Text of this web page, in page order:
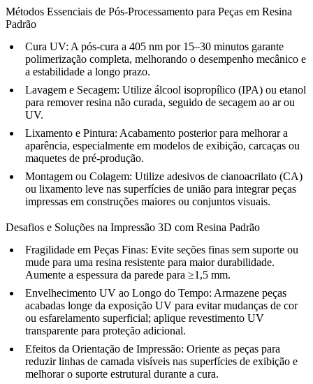
Métodos Essenciais de Pós-Processamento para Peças em Resina
Padrão
Cura UV: A pós-cura a 405 nm por 15–30 minutos garante
polimerização completa, melhorando o desempenho mecânico e
a estabilidade a longo prazo.
Lavagem e Secagem: Utilize álcool isopropílico (IPA) ou etanol
para remover resina não curada, seguido de secagem ao ar ou
UV.
Lixamento e Pintura: Acabamento posterior para melhorar a
aparência, especialmente em modelos de exibição, carcaças ou
maquetes de pré-produção.
Montagem ou Colagem: Utilize adesivos de cianoacrilato (CA)
ou lixamento leve nas superfícies de união para integrar peças
impressas em construções maiores ou conjuntos visuais.
Desafios e Soluções na Impressão 3D com Resina Padrão
Fragilidade em Peças Finas: Evite seções finas sem suporte ou
mude para uma resina resistente para maior durabilidade.
Aumente a espessura da parede para ≥1,5 mm.
Envelhecimento UV ao Longo do Tempo: Armazene peças
acabadas longe da exposição UV para evitar mudanças de cor
ou esfarelamento superficial; aplique revestimento UV
transparente para proteção adicional.
Efeitos da Orientação de Impressão: Oriente as peças para
reduzir linhas de camada visíveis nas superfícies de exibição e
melhorar o suporte estrutural durante a cura.